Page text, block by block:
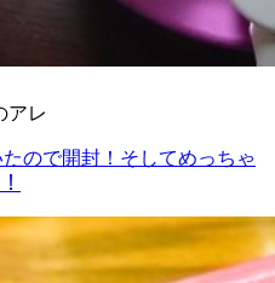
アレ
たので開封！そしてめっちゃ